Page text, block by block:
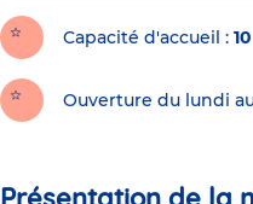
Capacité d'accueil 10
Ouverture du lundi